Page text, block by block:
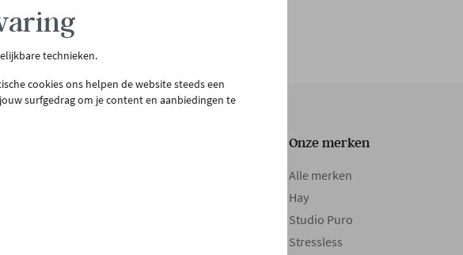
Onze merken
Alle merken
Hay
Studio Puro
Stressless
technieken.
cookies ons helpen de website steeds een
surfgedrag om je content en aanbiedingen te